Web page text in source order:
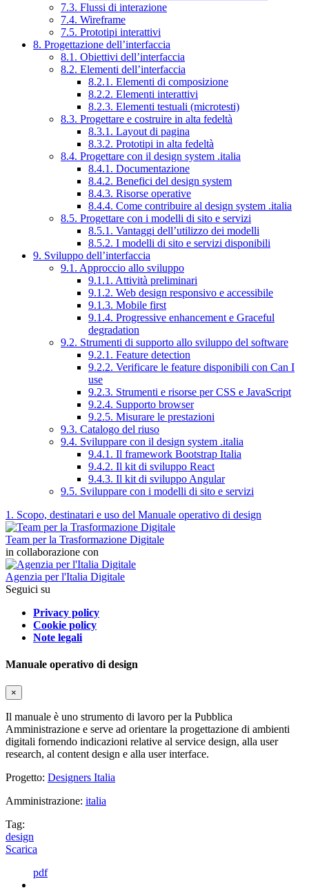
7.3. Flussi di interazione
7.4. Wireframe
7.5. Prototipi interattivi
8. Progettazione dell’interfaccia
8.1. Obiettivi dell’interfaccia
8.2. Elementi dell’interfaccia
8.2.1. Elementi di composizione
8.2.2. Elementi interattivi
8.2.3. Elementi testuali (microtesti)
8.3. Progettare e costruire in alta fedeltà
8.3.1. Layout di pagina
8.3.2. Prototipi in alta fedeltà
8.4. Progettare con il design system .italia
8.4.1. Documentazione
8.4.2. Benefici del design system
8.4.3. Risorse operative
8.4.4. Come contribuire al design system .italia
8.5. Progettare con i modelli di sito e servizi
8.5.1. Vantaggi dell’utilizzo dei modelli
8.5.2. I modelli di sito e servizi disponibili
9. Sviluppo dell’interfaccia
9.1. Approccio allo sviluppo
9.1.1. Attività preliminari
9.1.2. Web design responsivo e accessibile
9.1.3. Mobile first
9.1.4. Progressive enhancement e Graceful
degradation
9.2. Strumenti di supporto allo sviluppo del software
9.2.1. Feature detection
9.2.2. Verificare le feature disponibili con Can I
use
9.2.3. Strumenti e risorse per CSS e JavaScript
9.2.4. Supporto browser
9.2.5. Misurare le prestazioni
9.3. Catalogo del riuso
9.4. Sviluppare con il design system .italia
9.4.1. Il framework Bootstrap Italia
9.4.2. Il kit di sviluppo React
9.4.3. Il kit di sviluppo Angular
9.5. Sviluppare con i modelli di sito e servizi
1. Scopo, destinatari e uso del Manuale operativo di design
Team per la Trasformazione Digitale
in collaborazione con
Agenzia per l'Italia Digitale
Seguici su
Privacy policy
Cookie policy
Note legali
Manuale operativo di design
×
Il manuale è uno strumento di lavoro per la Pubblica
Amministrazione e serve ad orientare la progettazione di ambienti
digitali fornendo indicazioni relative al service design, alla user
research, al content design e alla user interface.
Progetto: Designers Italia
Amministrazione: italia
Tag:
design
Scarica
pdf